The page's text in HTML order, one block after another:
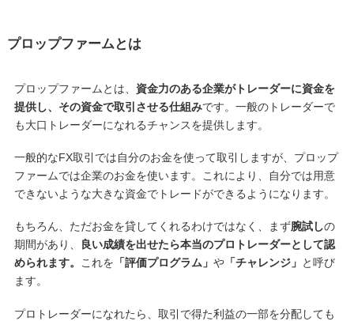
プロップファームとは
プロップファームとは、 資金力のある企業がトレーダーに資金を
提供し、その資金で取引させる仕組みです。一般のトレーダーで
も大口トレーダーになれるチャンスを提供します。
一般的なFX取引では自分のお金を使って取引しますが、プロップ
ファームでは企業のお金を使います。これにより、自分では用意
できないような大きな資金でトレードができるようになります。
もちろん、ただお金を貸してくれるわけではなく、まず腕試しの
期間があり、
良い成績を出せたら本当のプロトレーダーとして認
められます。 これを 「評価プログラム」 や「チャレンジ」 と呼び
ます。
プロトレーダーになれたら、取引で得た利益の一部を分配しても